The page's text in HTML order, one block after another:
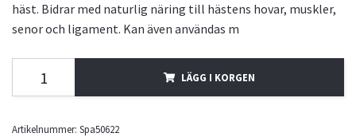
häst. Bidrar med naturlig näring till hästens hovar, muskler,
senor och ligament. Kan även användas m
LÄGG I KORGEN
Artikelnummer: Spa50622